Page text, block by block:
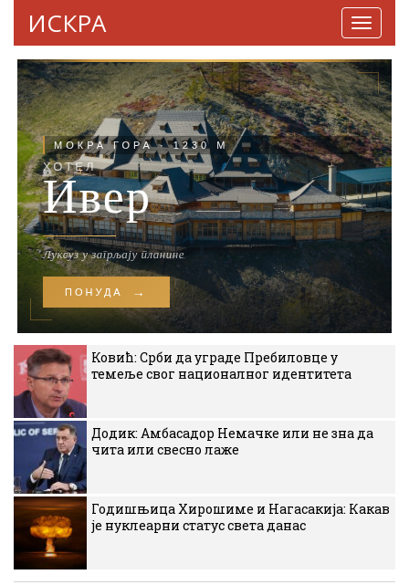
ИСКРА
Ковић: Срби да уграде Пребиловце у
темеље свог националног идентитета
Додик: Амбасадор Немачке или не зна да
чита или свесно лаже
Годишњица Хирошиме и Нагасакија: Какав
је нуклеарни статус света данас